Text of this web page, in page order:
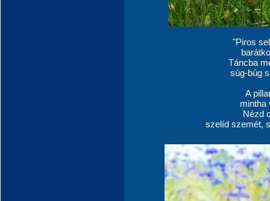
"Piros
Táncba
súg-búg
A
mintha
Nézd
szelíd szemét,